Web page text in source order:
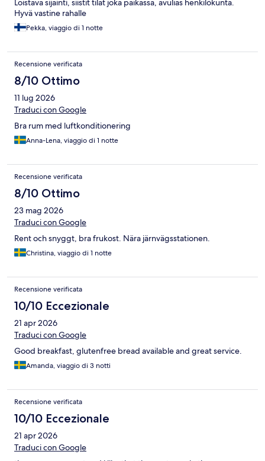
Loistava sijainti, siistit tilat joka paikassa, avulias henkilökunta.
Hyvä vastine rahalle
Pekka, viaggio di 1 notte
Recensione verificata
8/10 Ottimo
11 lug 2026
Traduci con Google
Bra rum med luftkonditionering
Anna-Lena, viaggio di 1 notte
Recensione verificata
8/10 Ottimo
23 mag 2026
Traduci con Google
Rent och snyggt, bra frukost. Nära järnvägsstationen.
Christina, viaggio di 1 notte
Recensione verificata
10/10 Eccezionale
21 apr 2026
Traduci con Google
Good breakfast, glutenfree bread available and great service.
Amanda, viaggio di 3 notti
Recensione verificata
10/10 Eccezionale
21 apr 2026
Traduci con Google